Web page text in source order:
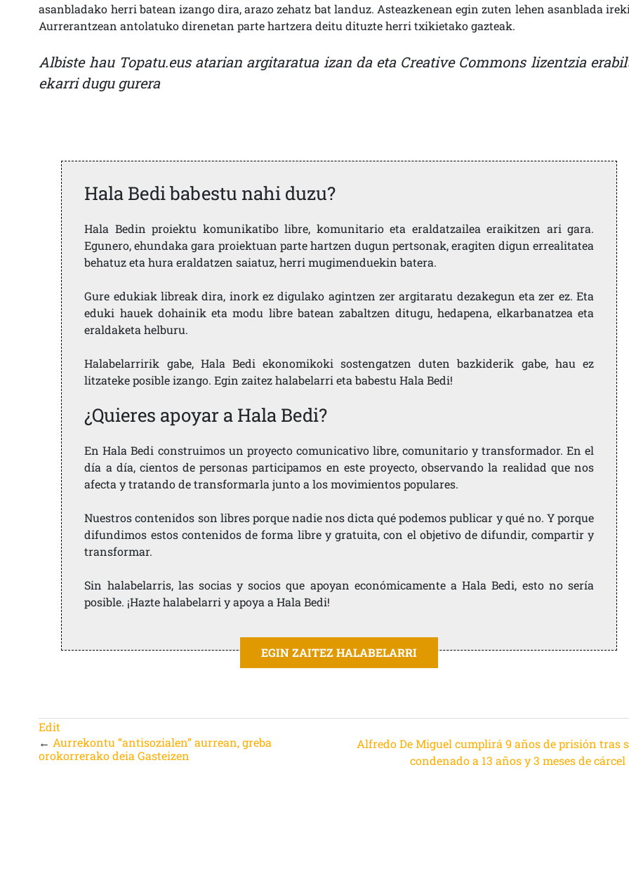
asanbladako herri batean izango dira, arazo zehatz bat landuz. Asteazkenean egin zuten lehen asanblada
Aurrerantzean antolatuko direnetan parte hartzera deitu dituzte herri txikietako gazteak.
Albiste hau Topatu.eus atarian argitaratua izan da eta Creative Commons lizentzia
ekarri dugu gurera
Hala Bedi babestu nahi duzu?
Hala Bedin proiektu komunikatibo libre, komunitario eta eraldatzailea eraikitzen ari gara.
Egunero, ehundaka gara proiektuan parte hartzen dugun pertsonak, eragiten digun errealitatea
behatuz eta hura eraldatzen saiatuz, herri mugimenduekin batera.
Gure edukiak libreak dira, inork ez digulako agintzen zer argitaratu dezakegun eta zer ez. Eta
eduki hauek dohainik eta modu libre batean zabaltzen ditugu, hedapena, elkarbanatzea eta
eraldaketa helburu.
Halabelarririk gabe, Hala Bedi ekonomikoki sostengatzen duten bazkiderik gabe, hau ez
litzateke posible izango. Egin zaitez halabelarri eta babestu Hala Bedi!
¿Quieres apoyar a Hala Bedi?
En Hala Bedi construimos un proyecto comunicativo libre, comunitario y transformador. En el
día a día, cientos de personas participamos en este proyecto, observando la realidad que nos
afecta y tratando de transformarla junto a los movimientos populares.
Nuestros contenidos son libres porque nadie nos dicta qué podemos publicar y qué no. Y porque
difundimos estos contenidos de forma libre y gratuita, con el objetivo de difundir, compartir y
transformar.
Sin halabelarris, las socias y socios que apoyan económicamente a Hala Bedi, esto no sería
posible. ¡Hazte halabelarri y apoya a Hala Bedi!
EGIN ZAITEZ HALABELARRI
Edit
← Aurrekontu “antisozialen” aurrean, greba
orokorrerako deia Gasteizen
Alfredo De Miguel cumplirá 9 años de prisión tras
condenado a 13 años y 3 meses de cárcel